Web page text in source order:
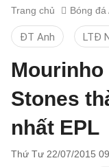
Trang chủ Bóng đá
ĐT Anh LTĐ
Stones
nhất EPL
Thứ Tư 22/07/2015